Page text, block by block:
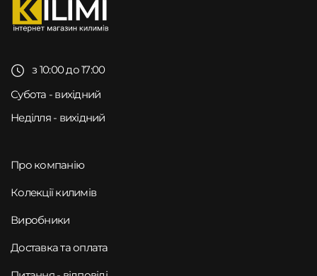
з 10:00 до 17:00
Субота - вихідний
Неділля - вихідний
Про компанію
Колекції килимів
Виробники
Доставка та оплата